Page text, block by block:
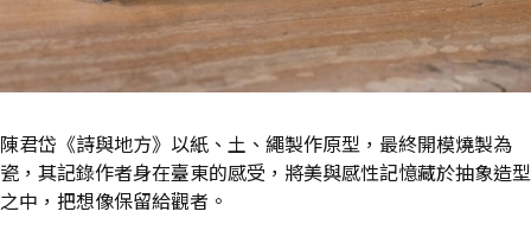
陳君岱《詩與地方》以紙、土、繩製作原型，最終開模燒製為
瓷，其記錄作者身在臺東的感受，將美與感性記憶藏於抽象造型
之中，把想像保留給觀者。